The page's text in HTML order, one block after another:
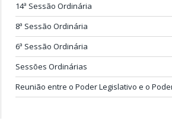
14ª Sessão Ordinária
8ª Sessão Ordinária
6ª Sessão Ordinária
Sessões Ordinárias
Reunião entre o Poder Legislativo e o